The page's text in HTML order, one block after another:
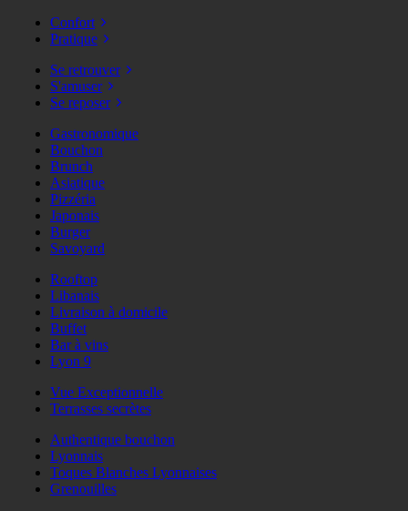
Confort
Pratique
Se retrouver
S'amuser
Se reposer
Gastronomique
Bouchon
Brunch
Asiatique
Pizzéria
Japonais
Burger
Savoyard
Rooftop
Libanais
Livraison à domicile
Buffet
Bar à vins
Lyon 9
Vue Exceptionnelle
Terrasses secrètes
Authentique bouchon
Lyonnais
Toques Blanches Lyonnaises
Grenouilles